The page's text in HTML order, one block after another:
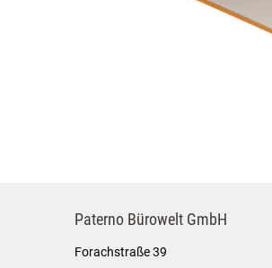
Paterno Bürowelt GmbH
Forachstraße 39